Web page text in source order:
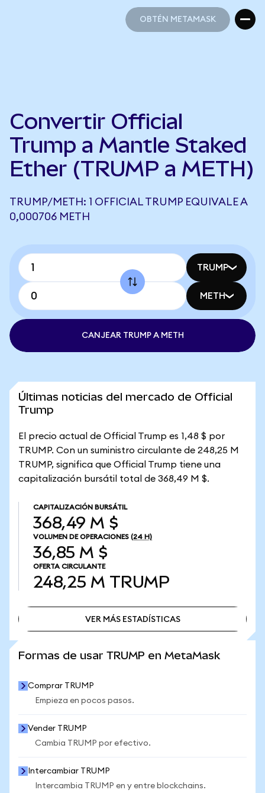
OBTÉN METAMASK
Convertir Official
Trump a Mantle Staked
Ether (TRUMP a METH)
TRUMP/METH: 1 OFFICIAL TRUMP EQUIVALE A
0,000706 METH
TRUMP
METH
CANJEAR TRUMP A METH
Últimas noticias del mercado de Official
Trump
El precio actual de Official Trump es 1,48 $ por
TRUMP. Con un suministro circulante de 248,25 M
TRUMP, significa que Official Trump tiene una
capitalización bursátil total de 368,49 M $.
CAPITALIZACIÓN BURSÁTIL
368,49 M $
VOLUMEN DE OPERACIONES (24 H)
36,85 M $
OFERTA CIRCULANTE
248,25 M TRUMP
VER MÁS ESTADÍSTICAS
Formas de usar TRUMP en MetaMask
Comprar TRUMP
Empieza en pocos pasos.
Vender TRUMP
Cambia TRUMP por efectivo.
Intercambiar TRUMP
Intercambia TRUMP en y entre blockchains.